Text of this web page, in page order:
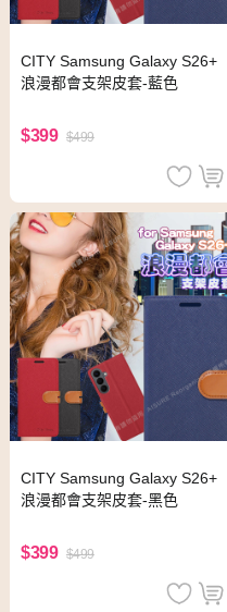
CITY Samsung Galaxy S26+
浪漫都會支架皮套-藍色
$399 $499
CITY Samsung Galaxy S26+
浪漫都會支架皮套-黑色
$399 $499